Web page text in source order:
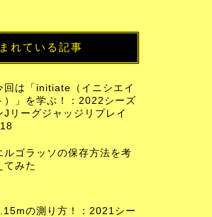
れている記事
回は「initiate（イニシエイ
）」を学ぶ！：2022シーズ
Jリーグジャッジリプレイ
ルゴラッソの保存方法を考
てみた
の測り方！：2021シー